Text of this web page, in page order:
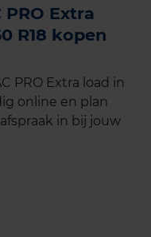
Extra
R18 kopen
PRO Extra load in
online en plan
in bij jouw